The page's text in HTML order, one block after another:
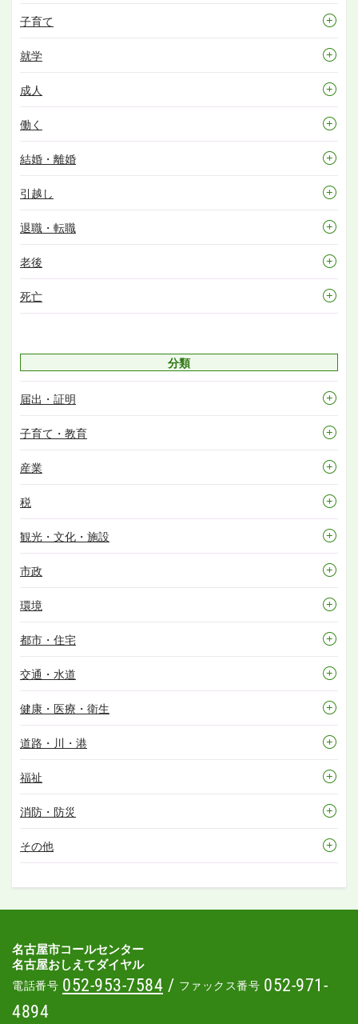
子育て
就学
成人
働く
結婚・離婚
引越し
退職・転職
老後
死亡
分類
届出・証明
子育て・教育
産業
税
観光・文化・施設
市政
環境
都市・住宅
交通・水道
健康・医療・衛生
道路・川・港
福祉
消防・防災
その他
名古屋市コールセンター
名古屋おしえてダイヤル
電話番号 052-953-7584 / ファックス番号 052-971-
4894